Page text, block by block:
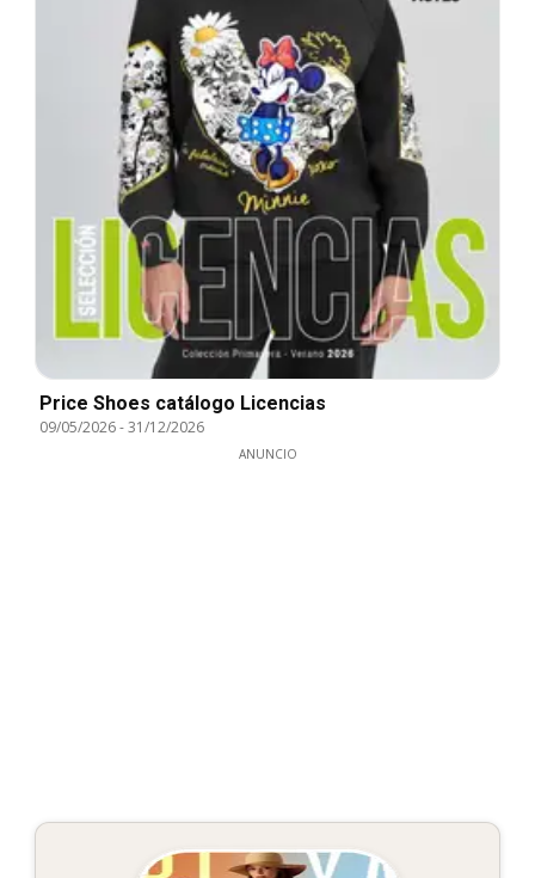
Price Shoes catálogo Licencias
09/05/2026-31/12/2026
ANUNCIO